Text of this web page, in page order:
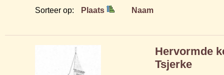
Sorteer op: Plaats Naam
Hervormde
Tsjerke